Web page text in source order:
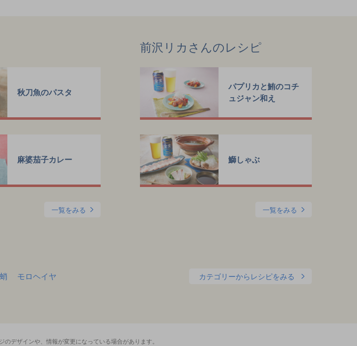
秋刀魚のパスタ
麻婆茄子カレー
一覧をみる
前沢リカさんのレシピ
パプリカと鮪のコチ
ュジャン和え
鰤しゃぶ
一覧をみる
蛸 モロヘイヤ カテゴリーからレシピをみる
デザインや、情報が変更になっている場合があります。